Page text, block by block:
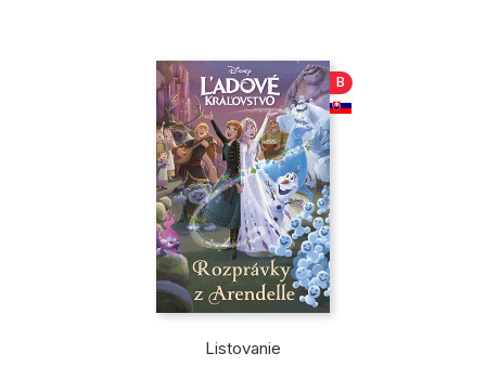
Beletria pre deti
Beletria pre dospelých
Darčekové publikácie
Doplnkový sortiment
Kalendáre, diáre
B
Listovanie